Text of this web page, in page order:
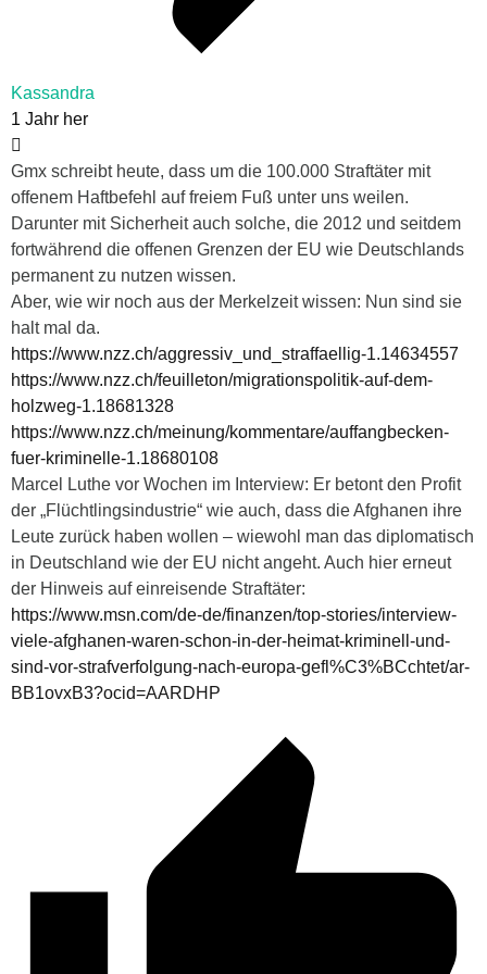
Kassandra
1 Jahr her
Gmx schreibt heute, dass um die 100.000 Straftäter mit
offenem Haftbefehl auf freiem Fuß unter uns weilen.
Darunter mit Sicherheit auch solche, die 2012 und seitdem
fortwährend die offenen Grenzen der EU wie Deutschlands
permanent zu nutzen wissen.
Aber, wie wir noch aus der Merkelzeit wissen: Nun sind sie
halt mal da.
https://www.nzz.ch/aggressiv_und_straffaellig-1.14634557
https://www.nzz.ch/feuilleton/migrationspolitik-auf-dem-
holzweg-1.18681328
https://www.nzz.ch/meinung/kommentare/auffangbecken-
fuer-kriminelle-1.18680108
Marcel Luthe vor Wochen im Interview: Er betont den Profit
der „Flüchtlingsindustrie“ wie auch, dass die Afghanen ihre
Leute zurück haben wollen – wiewohl man das diplomatisch
in Deutschland wie der EU nicht angeht. Auch hier erneut
der Hinweis auf einreisende Straftäter:
https://www.msn.com/de-de/finanzen/top-stories/interview-
viele-afghanen-waren-schon-in-der-heimat-kriminell-und-
sind-vor-strafverfolgung-nach-europa-gefl%C3%BCchtet/ar-
BB1ovxB3?ocid=AARDHP